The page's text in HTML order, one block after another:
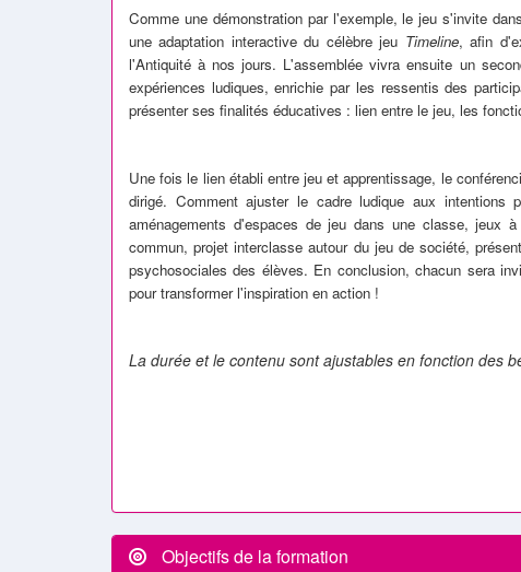
Comme une démonstration par l'exemple, le jeu s'invite
une adaptation interactive du célèbre jeu Timeline, afin
l'Antiquité à nos jours. L'assemblée vivra ensuite un
expériences ludiques, enrichie par les ressentis des
présenter ses finalités éducatives : lien entre le jeu, les
Une fois le lien établi entre jeu et apprentissage, le
dirigé. Comment ajuster le cadre ludique aux intentions
aménagements d'espaces de jeu dans une classe, jeux
commun, projet interclasse autour du jeu de société,
psychosociales des élèves. En conclusion, chacun sera
pour transformer l'inspiration en action !
La durée et le contenu sont ajustables en fonction des
Objectifs de la formation